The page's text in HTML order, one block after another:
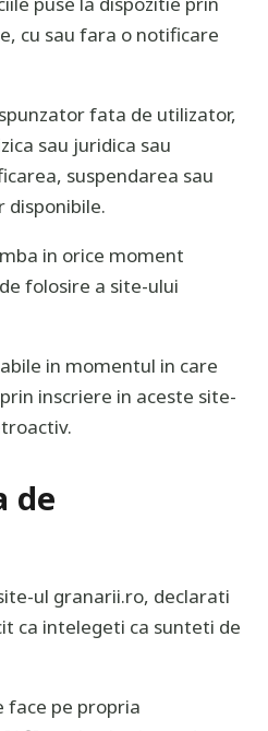
cu sau fara o notificare
fata de utilizator,
sau juridica sau
suspendarea sau
disponibile.
in orice moment
folosire a site-ului
in momentul in care
inscriere in aceste site-
de
ul granarii.ro, declarati
ca intelegeti ca sunteti de
face pe propria